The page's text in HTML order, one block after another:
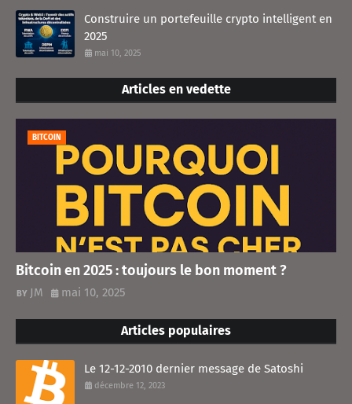
Construire un portefeuille crypto intelligent en
2025
mai 10, 2025
Articles en vedette
BITCOIN
Bitcoin en 2025 : toujours le bon moment ?
JM mai 10, 2025
Articles populaires
Le 12-12-2010 dernier message de Satoshi
décembre 12, 2023